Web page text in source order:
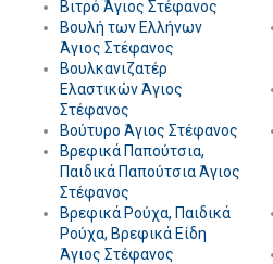
Βιτρό Άγιος Στέφανος
Βουλή των Ελλήνων
Άγιος Στέφανος
Βουλκανιζατέρ
Ελαστικών Άγιος
Στέφανος
Βούτυρο Άγιος Στέφανος
Βρεφικά Παπούτσια,
Παιδικά Παπούτσια Άγιος
Στέφανος
Βρεφικά Ρούχα, Παιδικά
Ρούχα, Βρεφικά Είδη
Άγιος Στέφανος